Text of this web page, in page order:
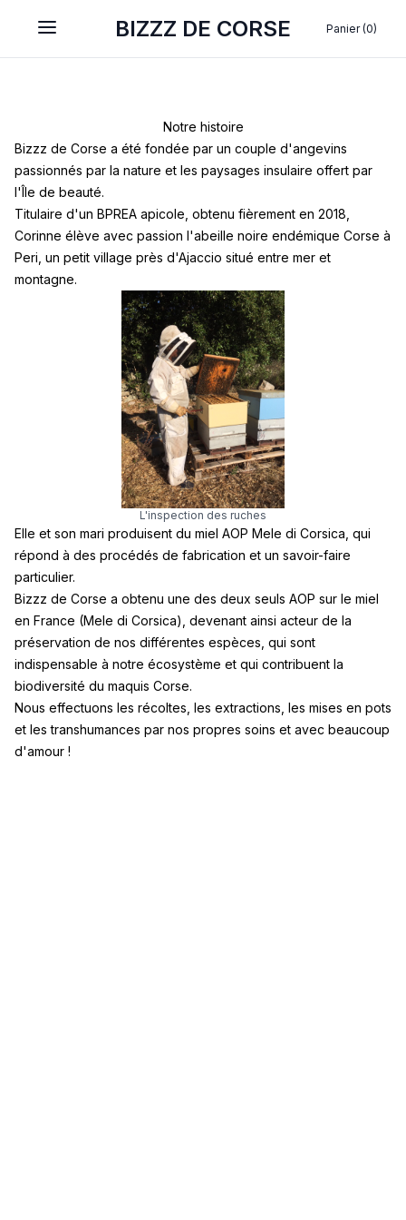
Open main menuBIZZZ DE CORSE Panier (0)
Notre histoire
Bizzz de Corse a été fondée par un couple d'angevins
passionnés par la nature et les paysages insulaire offert par
l'Île de beauté.
Titulaire d'un BPREA apicole, obtenu fièrement en 2018,
Corinne élève avec passion l'abeille noire endémique Corse à
Peri, un petit village près d'Ajaccio situé entre mer et
montagne.
L'inspection des ruches
Elle et son mari produisent du miel AOP Mele di Corsica, qui
répond à des procédés de fabrication et un savoir-faire
particulier.
Bizzz de Corse a obtenu une des deux seuls AOP sur le miel
en France (Mele di Corsica), devenant ainsi acteur de la
préservation de nos différentes espèces, qui sont
indispensable à notre écosystème et qui contribuent la
biodiversité du maquis Corse.
Nous effectuons les récoltes, les extractions, les mises en pots
et les transhumances par nos propres soins et avec beaucoup
d'amour !